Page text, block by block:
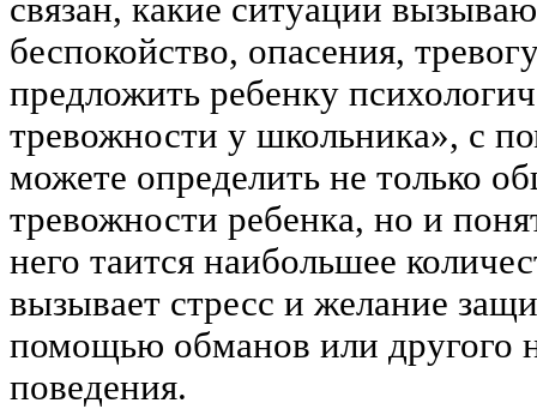
связан, какие ситуации
беспокойство, опасения,
предложить ребенку
тревожности у школьника», с
можете определить не только
тревожности ребенка, но и
него таится наибольшее
вызывает стресс и желание
помощью обманов или другого
поведения.